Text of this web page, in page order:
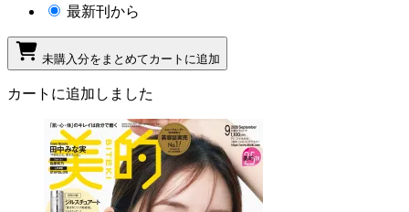
最新刊から
未購入分をまとめてカートに追加
カートに追加しました